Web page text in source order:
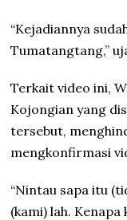
“Kejadiannya
Tumatangtang,”
Terkait video ini,
Kojongian yang
tersebut,
mengkonfirmasi
“Nintau sapa itu
(kami) lah.